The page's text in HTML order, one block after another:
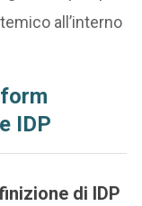
all’interno
IDP
di IDP